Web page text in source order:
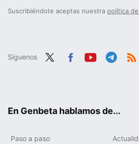
Suscribiéndote aceptas nuestra política
Síguenos
En Genbeta hablamos de...
Paso a paso